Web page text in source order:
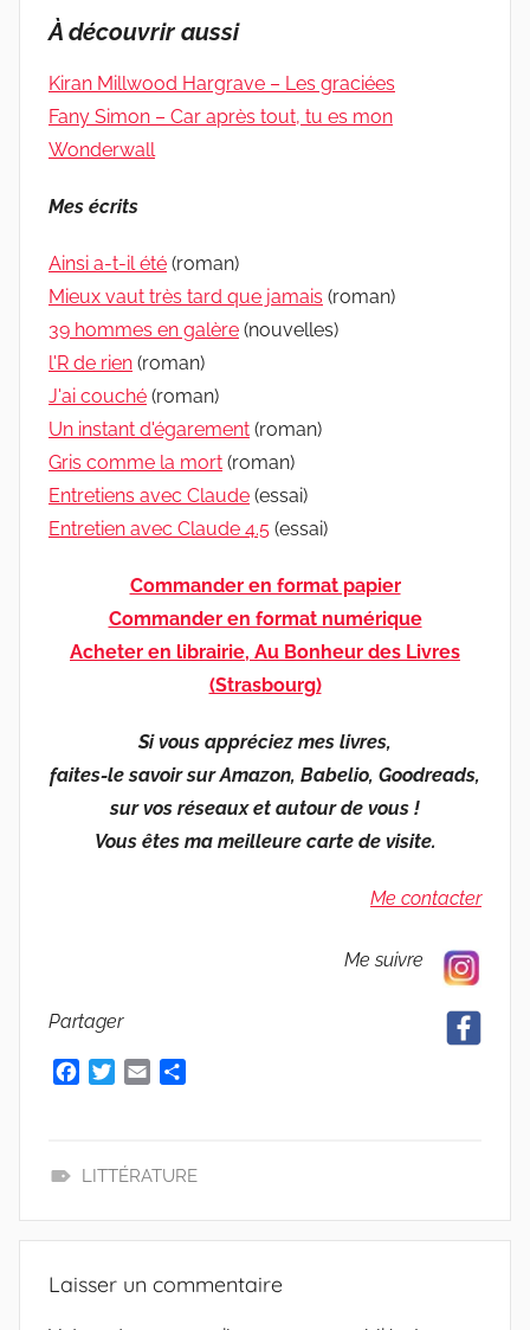
À découvrir aussi
Kiran Millwood Hargrave – Les graciées
Fany Simon – Car après tout, tu es mon
Wonderwall
Mes écrits
Ainsi a-t-il été (roman)
Mieux vaut très tard que jamais (roman)
39 hommes en galère (nouvelles)
l'R de rien (roman)
J'ai couché (roman)
Un instant d'égarement (roman)
Gris comme la mort (roman)
Entretiens avec Claude (essai)
Entretien avec Claude 4.5 (essai)
Commander en format papier
Commander en format numérique
Acheter en librairie, Au Bonheur des Livres
(Strasbourg)
Si vous appréciez mes livres,
faites-le savoir sur Amazon, Babelio, Goodreads,
sur vos réseaux et autour de vous !
Vous êtes ma meilleure carte de visite.
Me contacter
Me suivre
Partager
b
o
t
r
l
a
e
E
T
LITTÉRATURE
Laisser un commentaire